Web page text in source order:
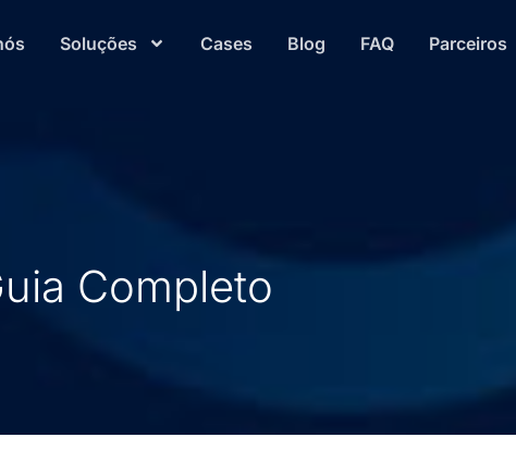
Soluções Cases Blog FAQ Parceiros
Completo